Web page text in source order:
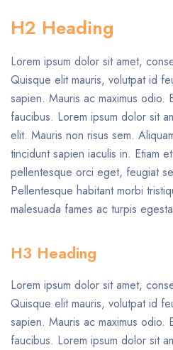
H2 Heading
Lorem ipsum dolor sit amet,
Quisque elit mauris, volutpat id
sapien. Mauris ac maximus odio.
faucibus. Lorem ipsum dolor sit
elit. Mauris non risus sem.
tincidunt sapien iaculis in. Etiam
pellentesque orci eget, feugiat
Pellentesque habitant morbi
malesuada fames ac turpis
H3 Heading
Lorem ipsum dolor sit amet,
Quisque elit mauris, volutpat id
sapien. Mauris ac maximus odio.
faucibus. Lorem ipsum dolor sit